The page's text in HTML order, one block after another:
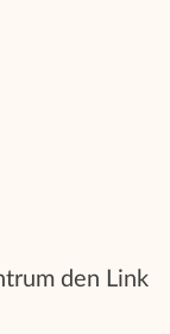
den Link